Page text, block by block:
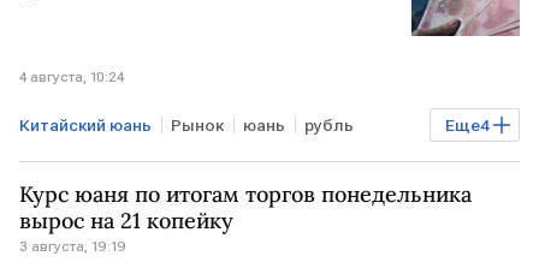
4 августа, 10:24
Еще4
Китайский юань Рынок юань рубль
валюта Торги Мосбиржа Курсы валют
Курс юаня по итогам торгов понедельника
вырос на 21 копейку
3 августа, 19:19